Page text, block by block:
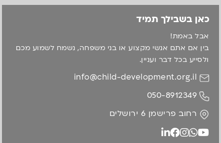
כאן בשבילך תמיד
אבל באמת!
בין אם אתם אנשי מקצוע או בני משפחה, נשמח לשמוע מכם
ולסייע בכל דבר ועניין.
info@child-development.org.il
050-8912349
רחוב פרישמן 6 ירושלים